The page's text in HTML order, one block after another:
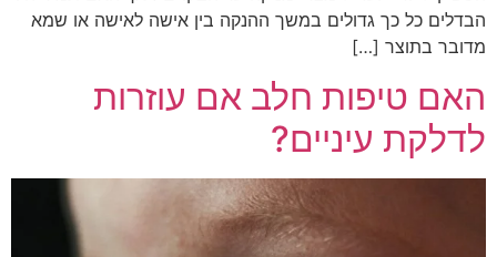
הבדלים כל כך גדולים במשך ההנקה בין אישה לאישה או שמא
מדובר בתוצר […]
האם טיפות חלב אם עוזרות
לדלקת עיניים?